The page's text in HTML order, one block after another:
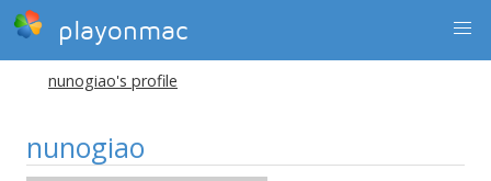
playonmac
nunogiao's profile
nunogiao